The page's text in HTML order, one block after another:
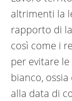
altrimenti la
rapporto di
così come i
per evitare
bianco, ossia
alla data di